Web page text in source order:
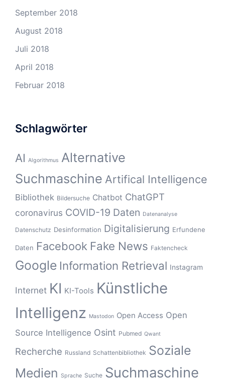
September 2018
August 2018
Juli 2018
April 2018
Februar 2018
Schlagwörter
AI Algorithmus Alternative
Suchmaschine Artifical Intelligence
Bibliothek Bildersuche Chatbot ChatGPT
coronavirus COVID-19 Daten Datenanalyse
Datenschutz Desinformation Digitalisierung Erfundene
Daten Facebook Fake News Faktencheck
Google Information Retrieval Instagram
Internet KI KI-Tools Künstliche
Intelligenz Mastodon Open Access Open
Source Intelligence Osint Pubmed Qwant
Recherche Russland Schattenbibliothek Soziale
Medien Sprache Suche Suchmaschine